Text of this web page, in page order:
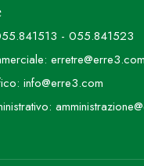
- 055.841523
erretre@erre3.com
info@erre3.com